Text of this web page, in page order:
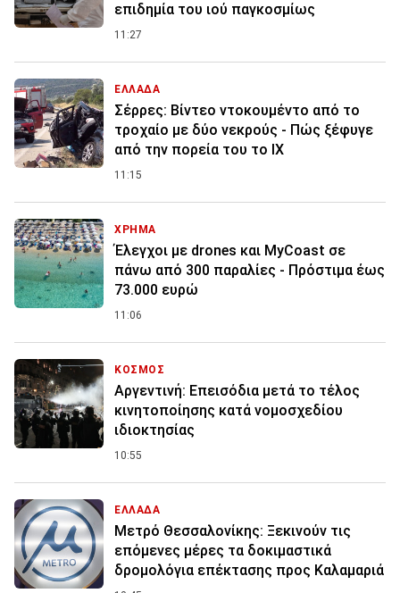
επιδημία του ιού παγκοσμίως
11:27
ΕΛΛΑΔΑ
Σέρρες: Βίντεο ντοκουμέντο από το
τροχαίο με δύο νεκρούς - Πώς ξέφυγε
από την πορεία του το ΙΧ
11:15
ΧΡΗΜΑ
Έλεγχοι με drones και MyCoast σε
πάνω από 300 παραλίες - Πρόστιμα έως
73.000 ευρώ
11:06
ΚΟΣΜΟΣ
Αργεντινή: Επεισόδια μετά το τέλος
κινητοποίησης κατά νομοσχεδίου
ιδιοκτησίας
10:55
ΕΛΛΑΔΑ
Μετρό Θεσσαλονίκης: Ξεκινούν τις
επόμενες μέρες τα δοκιμαστικά
δρομολόγια επέκτασης προς Καλαμαριά